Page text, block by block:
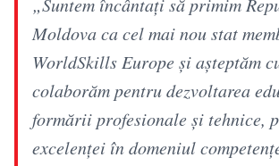
Moldova ca cel mai nou stat
WorldSkills Europe și așteptăm
colaborăm pentru dezvoltarea
formării profesionale și tehnice,
excelenței în domeniul